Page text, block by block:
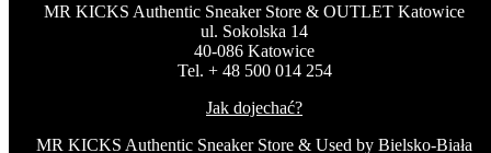
MR KICKS Authentic Sneaker Store & OUTLET Katowice
ul. Sokolska 14
40-086 Katowice
Tel. + 48 500 014 254
Jak dojechać?
MR KICKS Authentic Sneaker Store & Used by Bielsko-Biała